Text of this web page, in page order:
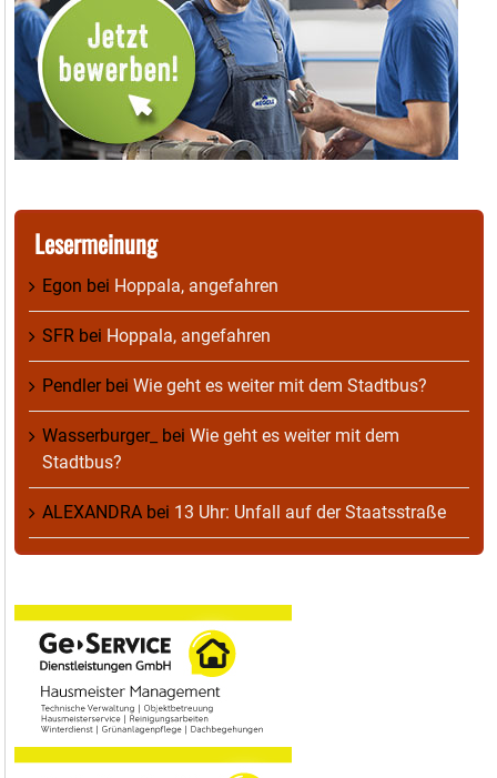
Lesermeinung
Egon bei Hoppala, angefahren
SFR bei Hoppala, angefahren
Pendlerbei Wie geht es weiter mit dem Stadtbus?
Wasserburger_ bei Wie geht es weiter mit dem
Stadtbus?
ALEXANDRA bei 13 Uhr: Unfall auf der Staatsstraße